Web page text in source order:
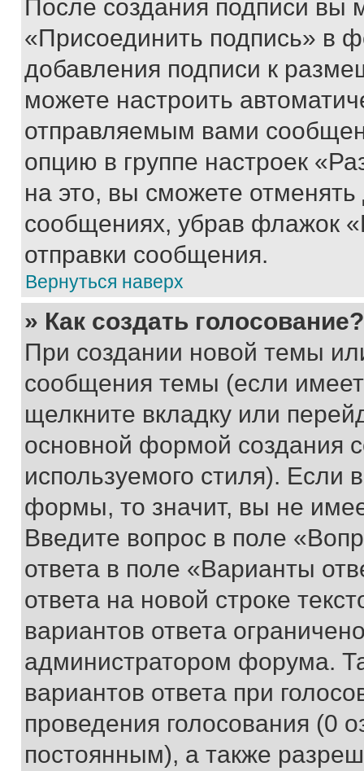
После создания подписи вы
«Присоединить подпись» в
добавления подписи к
можете настроить
отправляемым вами
опцию в группе настроек
на это, вы сможете
сообщениях, убрав флажок
отправки сообщения.
Вернуться наверх
» Как создать голосование?
При создании новой темы
сообщения темы (если
щелкните вкладку или
основной формой создания
используемого стиля). Если
формы, то значит, вы не
Введите вопрос в поле
ответа в поле «Варианты
ответа на новой строке
вариантов ответа
администратором форума.
вариантов ответа при
проведения голосования (0
постоянным), а также